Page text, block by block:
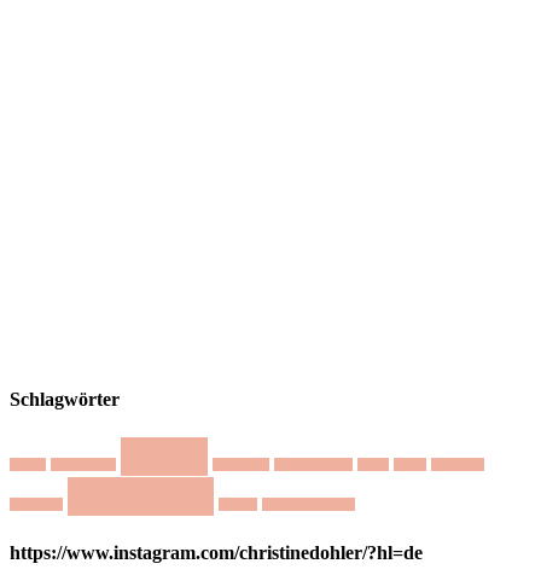
Schlagwörter
https://www.instagram.com/christinedohler/?hl=de